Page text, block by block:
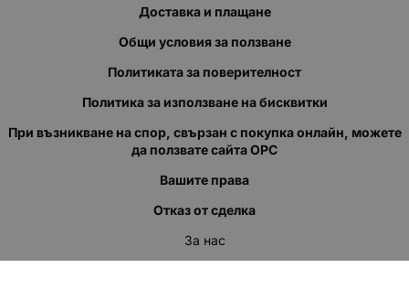
Доставка и плащане
Общи условия за ползване
Политиката за поверителност
Политика за използване на бисквитки
При възникване на спор, свързан с покупка онлайн, можете
да ползвате сайта ОРС
Вашите права
Отказ от сделка
За нас